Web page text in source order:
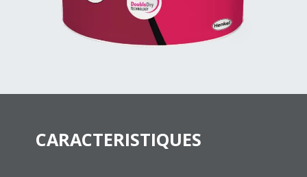
CARACTERISTIQUES